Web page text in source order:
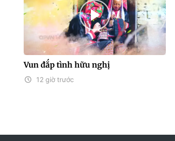
Vun đắp tình hữu nghị
12 giờ trước